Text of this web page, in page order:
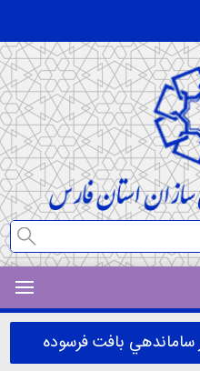
بافت‌ فرسوده